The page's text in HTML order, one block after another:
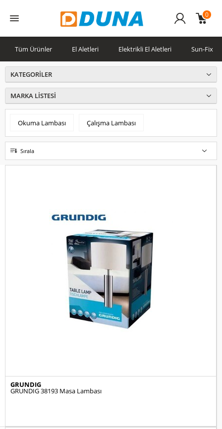
0
Tüm Ürünler El Aletleri Elektrikli El Aletleri Sun-Fix
KATEGORILER
MARKA LISTESI
Okuma Lambası Çalışma Lambası
Sırala
GRUNDIG
GRUNDIG 38193 Masa Lambası